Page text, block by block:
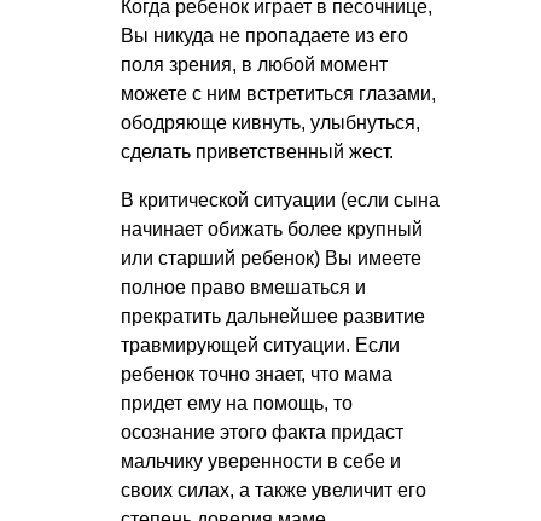
Когда ребенок играет в песочнице,
Вы никуда не пропадаете из его
поля зрения, в любой момент
можете с ним встретиться глазами,
ободряюще кивнуть, улыбнуться,
сделать приветственный жест.
В критической ситуации (если сына
начинает обижать более крупный
или старший ребенок) Вы имеете
полное право вмешаться и
прекратить дальнейшее развитие
травмирующей ситуации. Если
ребенок точно знает, что мама
придет ему на помощь, то
осознание этого факта придаст
мальчику уверенности в себе и
своих силах, а также увеличит его